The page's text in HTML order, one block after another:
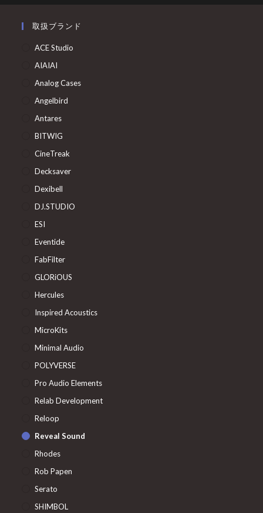
取扱ブランド
ACE Studio
AIAIAI
Analog Cases
Angelbird
Antares
BITWIG
CineTreak
Decksaver
Dexibell
DJ.STUDIO
ESI
Eventide
FabFilter
GLORiOUS
Hercules
Inspired Acoustics
MicroKits
Minimal Audio
POLYVERSE
Pro Audio Elements
Relab Development
Reloop
Reveal Sound
Rhodes
Rob Papen
Serato
SHIMBOL